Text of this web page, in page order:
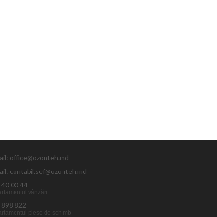
office@ozonteh.md
contabil.sef@ozonteh.md
40 00 44
vânzări
898 822
piese de schimb